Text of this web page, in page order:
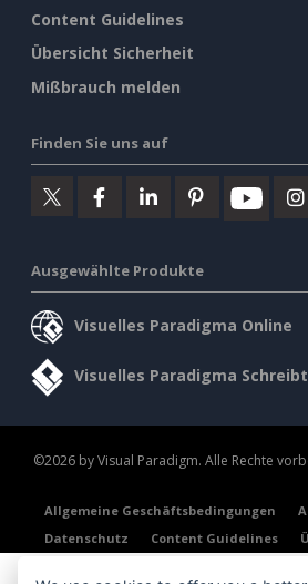
Content Guidelines
Übersicht Sicherheit
Mißbrauch melden
Finden Sie uns auf
Ausgewählte Produkte
Visuelles Paradigma Online
Visuelles Paradigma
©2026 by Visual Paradigm. Alle Rechte
Allgemeine Geschäftsbedingungen
Datenschutz
Content Guidelines